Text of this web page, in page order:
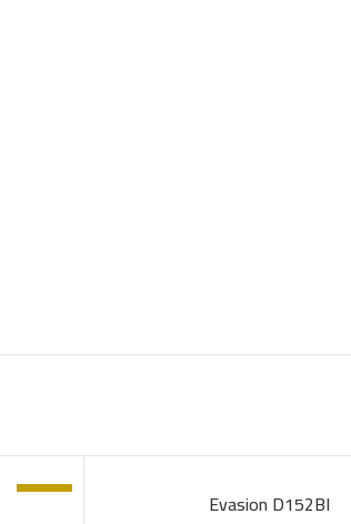
Evasion D152BI
-46%